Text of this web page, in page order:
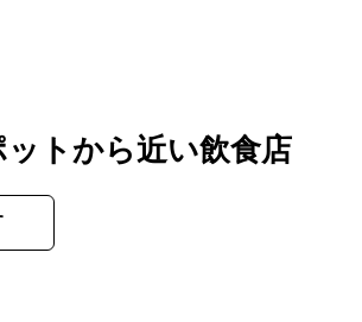
ットから近い飲食店